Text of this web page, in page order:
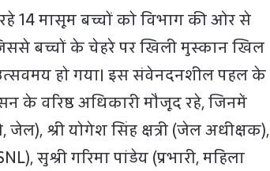
14 मासूम बच्चों को विभाग की ओर से
बच्चों के चेहरे पर खिली मुस्कान खिल
हो गया। इस संवेनदनशील पहल के
के वरिष्ठ अधिकारी मौजूद रहे, जिनमें
जेल), श्री योगेश सिंह क्षत्री (जेल अधीक्षक),
सुश्री गरिमा पांडेय (प्रभारी, महिला